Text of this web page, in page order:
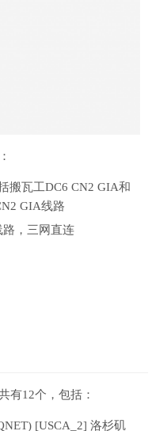
搬瓦工DC6 CN2 GIA和
GIA线路
，三网直连
有12个，包括：
[USCA_2] 洛杉矶